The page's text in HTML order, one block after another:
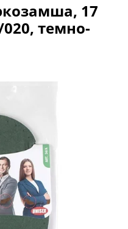
17
темно-